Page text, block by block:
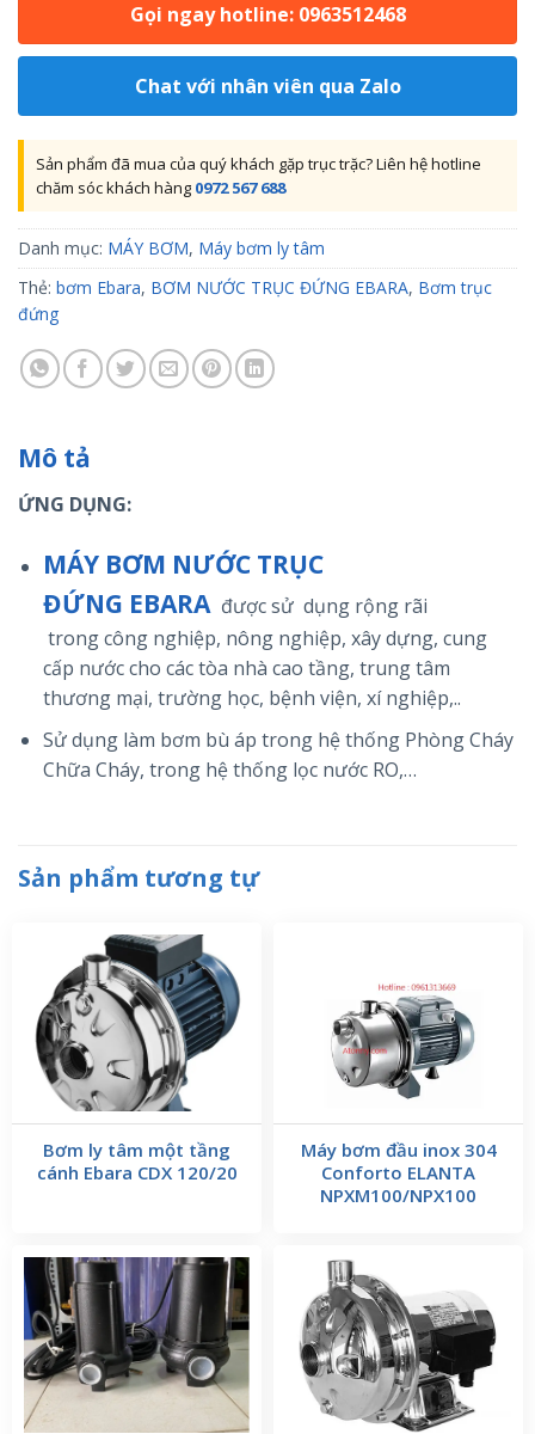
Gọi ngay hotline: 0963512468
Chat với nhân viên qua Zalo
Sản phẩm đã mua của quý khách gặp trục trặc? Liên hệ hotline
chăm sóc khách hàng 0972 567 688
Danh mục: MÁY BƠM, Máy bơm ly tâm
Thẻ: bơm Ebara, BƠM NƯỚC TRỤC ĐỨNG EBARA, Bơm trục
đứng
Mô tả
ỨNG DỤNG:
MÁY BƠM NƯỚC TRỤC
ĐỨNG EBARA được sử dụng rộng rãi
trongcông nghiệp, nông nghiệp, xây dựng, cung
cấp nước cho các tòa nhà cao tầng, trung tâm
thương mại, trường học, bệnh viện, xí nghiệp,..
Sử dụng làm bơm bù áp trong hệ thống Phòng Cháy
Chữa Cháy, trong hệ thống lọc nước RO,…
Sản phẩm tương tự
Bơm ly tâm một tầng
cánh Ebara CDX 120/20
Máy bơm đầu inox 304
Conforto ELANTA
NPXM100/NPX100